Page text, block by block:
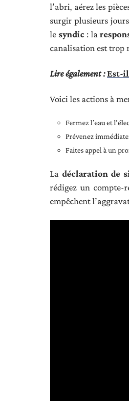
l’abri, aérez les
surgir plusieurs
le syndic : la
canalisation est trop
Lire également :Est-
Voici les actions à
Fermez l’eau et
Prévenez
Faites appel à un
La déclaration de
rédigez un compte-
empêchent